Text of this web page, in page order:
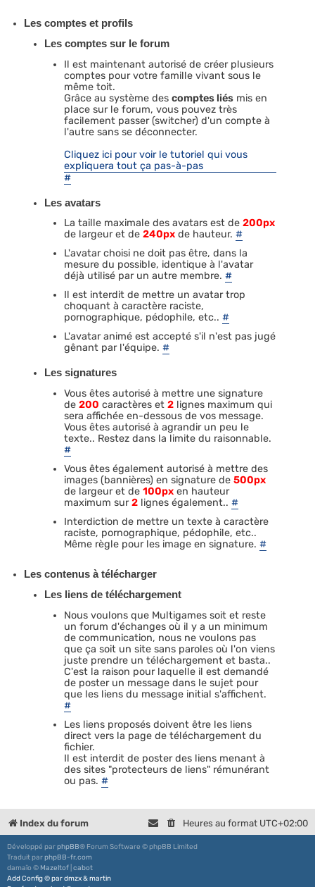
Les comptes et profils
Les comptes sur le forum
Il est maintenant autorisé de créer plusieurs
comptes pour votre famille vivant sous le
même toit.
Grâce au système descomptes liés mis en
place sur le forum, vous pouvez très
facilement passer (switcher) d'un compte à
l'autre sans se déconnecter.
Cliquez ici pour voir le tutoriel qui vous
expliquera tout ça pas-à-pas
#
Les avatars
La taille maximale des avatars est de200px
de largeur et de240px de hauteur.#
L'avatar choisi ne doit pas être, dans la
mesure du possible, identique à l'avatar
déjà utilisé par un autre membre.#
Il est interdit de mettre un avatar trop
choquant à caractère raciste,
pornographique, pédophile, etc..#
L'avatar animé est accepté s'il n'est pas jugé
gênant par l'équipe.#
Les signatures
Vous êtes autorisé à mettre une signature
de200 caractères et2 lignes maximum qui
sera affichée en-dessous de vos message.
Vous êtes autorisé à agrandir un peu le
texte.. Restez dans la limite du raisonnable.
#
Vous êtes également autorisé à mettre des
images (bannières) en signature de500px
de largeur et de100px en hauteur
maximum sur2 lignes également..#
Interdiction de mettre un texte à caractère
raciste, pornographique, pédophile, etc..
Même règle pour les image en signature.#
Les contenus à télécharger
Les liens de téléchargement
Nous voulons que Multigames soit et reste
un forum d'échanges où il y a un minimum
de communication, nous ne voulons pas
que ça soit un site sans paroles où l'on viens
juste prendre un téléchargement et basta..
C'est la raison pour laquelle il est demandé
de poster un message dans le sujet pour
que les liens du message initial s'affichent.
#
Les liens proposés doivent être les liens
direct vers la page de téléchargement du
fichier.
Il est interdit de poster des liens menant à
des sites "protecteurs de liens" rémunérant
ou pas.#
Index du forum Heures au format UTC+02:00
Développé parphpBB® Forum Software © phpBB Limited
Traduit parphpBB-fr.com
damaïo © Mazeltof cabot
Add Config©pardmzx&martin